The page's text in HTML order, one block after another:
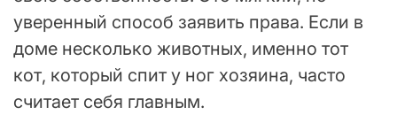
уверенный способ заявить права. Если в
доме несколько животных, именно тот
кот, который спит у ног хозяина, часто
считает себя главным.